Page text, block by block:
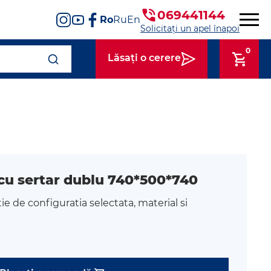
RoRuEn 069441144
Solicitați un apel înapoi
Lăsați o cerere
0
sertar dublu 740*500*740
de configuratia selectata, material si